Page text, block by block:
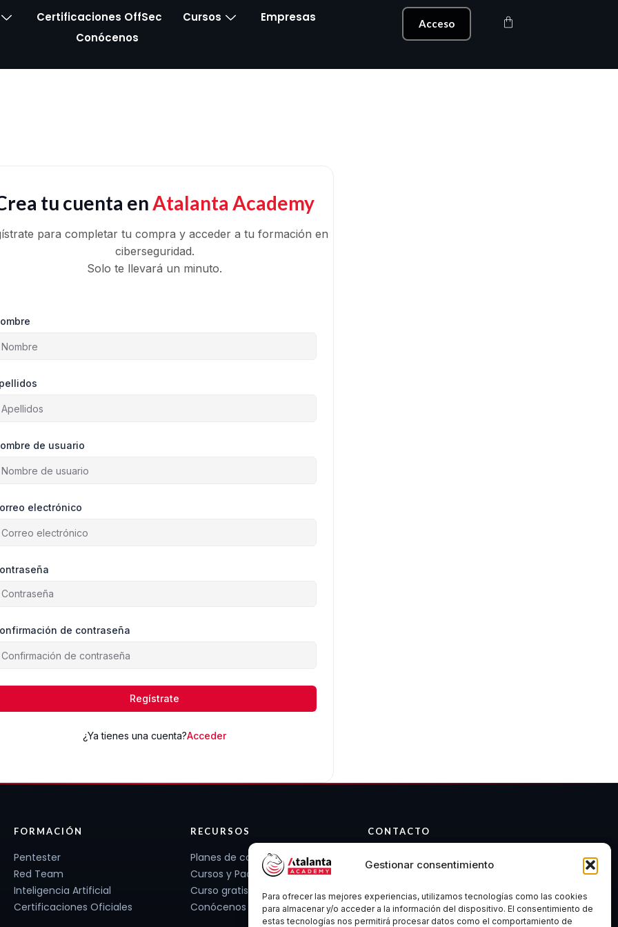
Gestionar consentimiento
Para ofrecer las mejores experiencias, utilizamos tecnologías como las cookies
para almacenar y/o acceder a la información del dispositivo. El consentimiento de
estas tecnologías nos permitirá procesar datos como el comportamiento de
Certificaciones OffSec Cursos
Empresas
Conócenos
Acceso Carrito
tu cuenta enAtalanta Academy
para completar tu compra y acceder a tu formación en
ciberseguridad.
Solo te llevará un minuto.
de usuario
electrónico
de contraseña
Regístrate
¿Ya tienes una cuenta?Acceder
FORMACIÓN
Pentester
Red Team
Inteligencia Artificial
Certificaciones Oficiales
RECURSOS
Planes de carrera
Cursos y Packs
Curso gratis
Conócenos
CONTACTO
Telegram
Madrid, España